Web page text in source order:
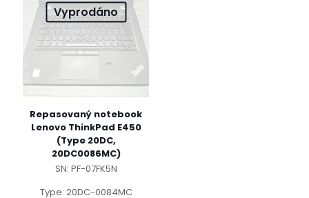
Vyprodáno
Repasovaný notebook
Lenovo ThinkPad E450
(Type 20DC,
20DC0086MC)
SN: PF-07FK5N
Type: 20DC-0084MC